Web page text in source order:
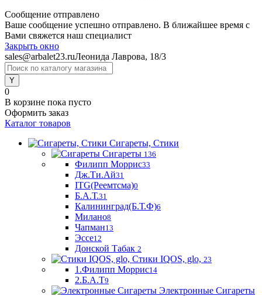
Сообщение отправлено
Ваше сообщение успешно отправлено. В ближайшее время с
Вами свяжется наш специалист
Закрыть окно
sales@arbalet23.ruЛеонида Лаврова, 18/3
0
В корзине пока пусто
Оформить заказ
Каталог товаров
Сигареты, Стики
Сигареты 136
Филипп Моррис33
Дж.Ти.Ай31
ITG(Реемтсма)0
Б.А.Т.31
Калининград(Б.Т.Ф)6
Милано8
Чапман13
Эссе12
Донской Табак 2
Стики IQOS, glo, 23
1.Филипп Моррис14
2.Б.А.Т9
Электронные Сигареты